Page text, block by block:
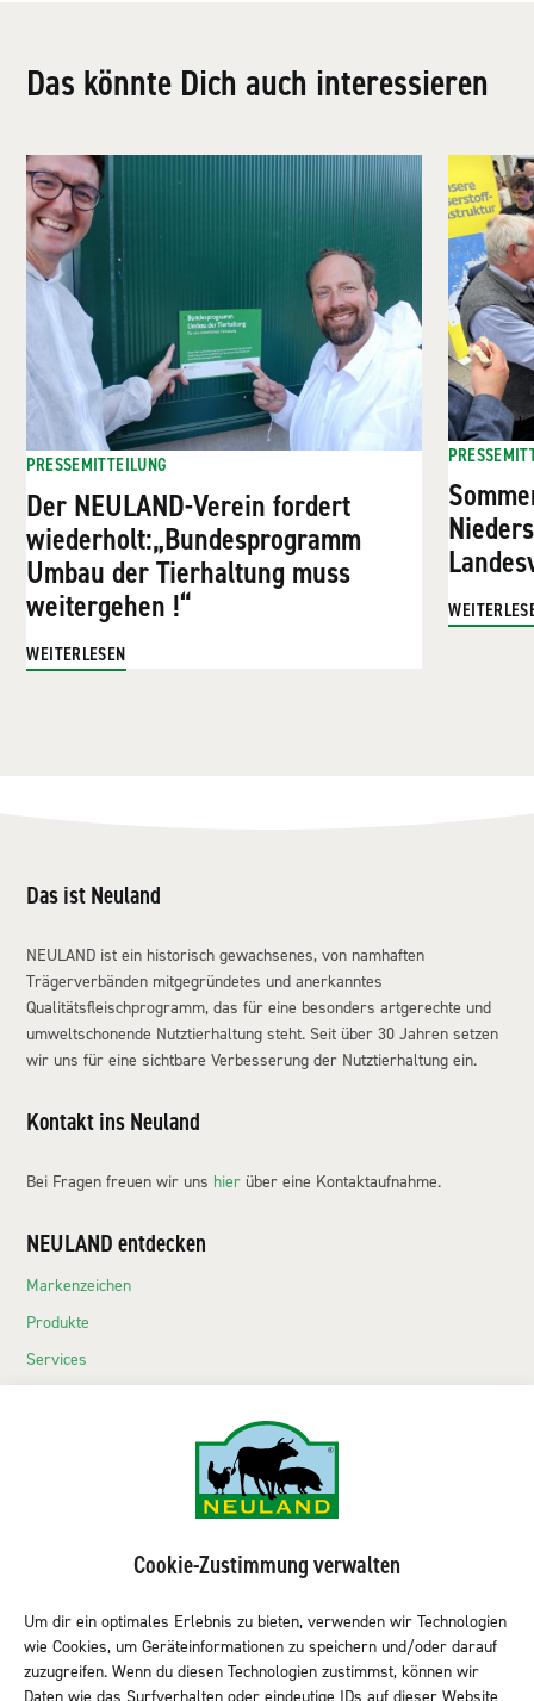
Cookie-Zustimmung verwalten
Um dir ein optimales Erlebnis zu bieten, verwenden wir Technologien
wie Cookies, um Geräteinformationen zu speichern und/oder darauf
zuzugreifen. Wenn du diesen Technologien zustimmst, können wir
Daten wie das Surfverhalten oder eindeutige IDs auf dieser Website
Das könnte Dich auch interessieren
PRESSEMITTEILUNG
Der NEULAND-Verein fordert
wiederholt:„Bundesprogramm
Umbau der Tierhaltung muss
weitergehen !“
WEITERLESEN
Das ist Neuland
NEULAND ist ein historisch gewachsenes, von namhaften
Trägerverbänden mitgegründetes und anerkanntes
Qualitätsfleischprogramm, das für eine besonders artgerechte und
umweltschonende Nutztierhaltung steht. Seit über 30 Jahren setzen
wir uns für eine sichtbare Verbesserung der Nutztierhaltung ein.
Kontakt ins Neuland
Bei Fragen freuen wir uns hier über eine Kontaktaufnahme.
NEULAND entdecken
Markenzeichen
Produkte
Services
Sortiment Metzgereien
Sortiment Kantine & Gastro
NEULAND finden